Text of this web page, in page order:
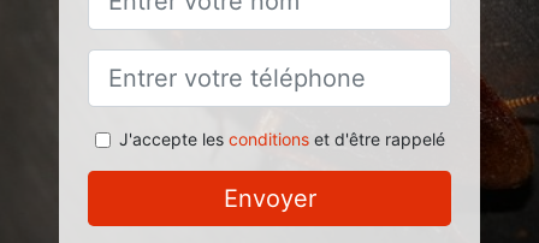
J'accepte les conditionset d'être rappelé
Envoyer